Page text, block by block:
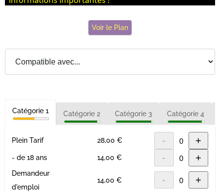
Voir le Plan
Catégorie 1 Catégorie 2 Catégorie 3 Catégorie 4
Plein Tarif 28,00 € - +
- de 18 ans 14,00 € - +
Demandeur
d'emploi
14,00 € - +